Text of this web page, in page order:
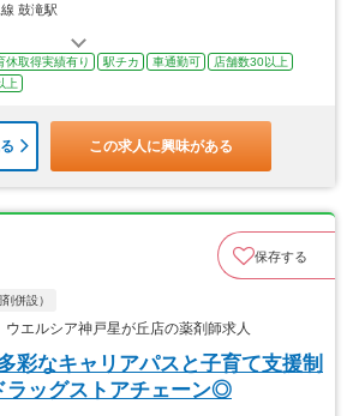
鼓滝駅
休取得実績有り 駅チカ 車通勤可
店舗数30以上
上
この求人に興味がある
保存する
併設）
エルシア神戸星が丘店の薬剤師求人
彩なキャリアパスと子育て支援制
ラッグストアチェーン◎